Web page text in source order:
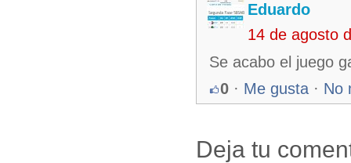
Eduardo
14 de agosto
Se acabo el juego
0 · Me gusta · No
Deja tu